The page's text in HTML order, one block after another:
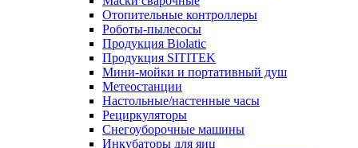
Отопительные контроллеры
Роботы-пылесосы
Продукция Biolatic
Продукция SITITEK
Мини-мойки и портативный душ
Метеостанции
Настольные/настенные часы
Рециркуляторы
Снегоуборочные машины
Инкубаторы для яиц